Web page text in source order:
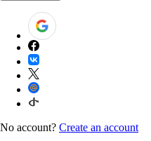
No account? Create an account